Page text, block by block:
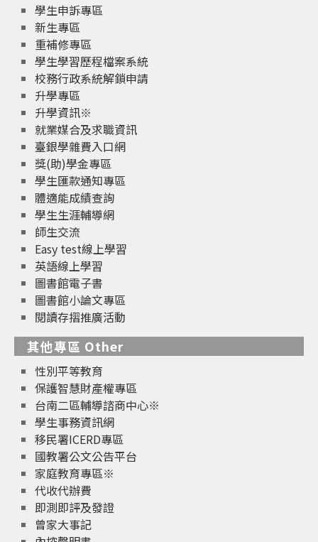
學生申訴專區
新生專區
重補修專區
學生學習歷程檔案系統
校務行政系統解鎖申請
升學專區
升學資訊※
就業媒合及求職資訊
臺銀學雜費入口網
獎(助)學金專區
學生匯款通知專區
體適能成績查詢
學生生涯輔導網
師生交流
Easy test線上學習
英語線上學習
圖書館電子書
圖書館小論文專區
閱讀存摺推廣活動
其他專區 Other
性別平等教育
保護智慧財產權專區
台南二區輔導諮商中心※
學生事務資訊網
移民署ICERD專區
國教署公文公告平台
家庭教育專區※
代收代辦費
即測即評及發證
曾家大事記